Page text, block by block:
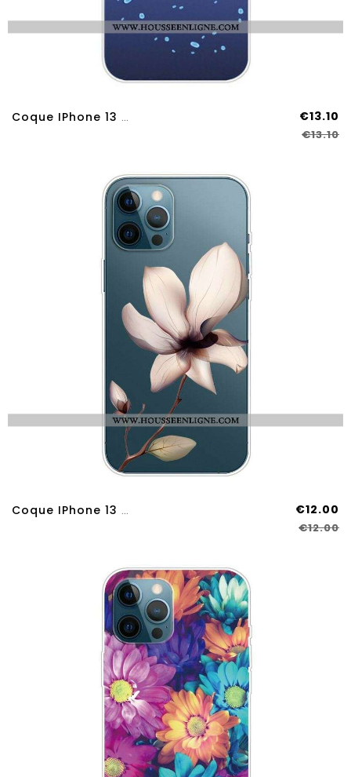
Coque IPhone 13 Pro Max Jeux De Mer €13.10
€13.10
Coque IPhone 13 Pro Max Florale Premium €12.00
€12.00